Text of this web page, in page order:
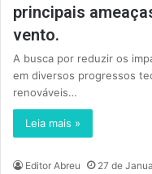
principais
vento.
A busca por reduzir os
em diversos progressos
renováveis…
Leia mais »
Editor Abreu 27 de